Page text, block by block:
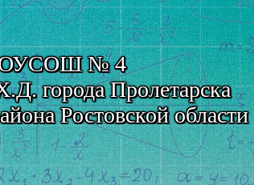
№ 4
города Пролетарска
Ростовской области